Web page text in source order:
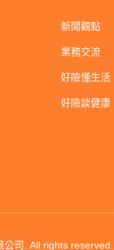
新聞觀點
業務交流
好險懂生活
好險談健康
司. All rights reserved.